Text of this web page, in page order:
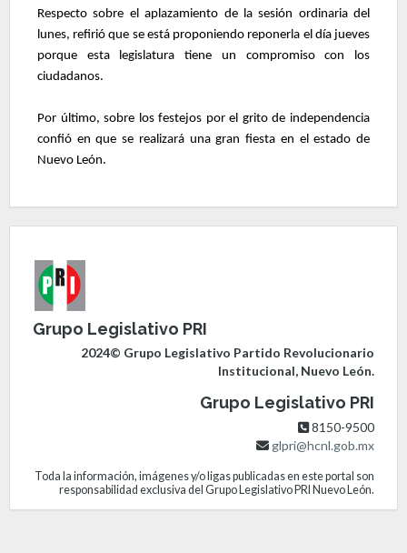
Respecto sobre el aplazamiento de la sesión ordinaria del
lunes, refirió que se está proponiendo reponerla el día jueves
porque esta legislatura tiene un compromiso con los
ciudadanos.
Por último, sobre los festejos por el grito de independencia
confió en que se realizará una gran fiesta en el estado de
Nuevo León.
Grupo Legislativo PRI
2024© Grupo Legislativo Partido Revolucionario
Institucional, Nuevo León.
Grupo Legislativo PRI
8150-9500
glpri@hcnl.gob.mx
Toda la información, imágenes y/o ligas publicadas en este portal son
responsabilidad exclusiva del Grupo Legislativo PRI Nuevo León.